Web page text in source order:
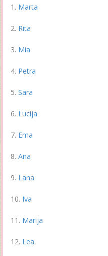
Marta
Rita
Mia
Petra
Sara
Lucija
Ema
Ana
Lana
Iva
Marija
Lea